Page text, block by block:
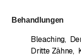
Behandlungen
Bleaching,
Dritte Zähne,